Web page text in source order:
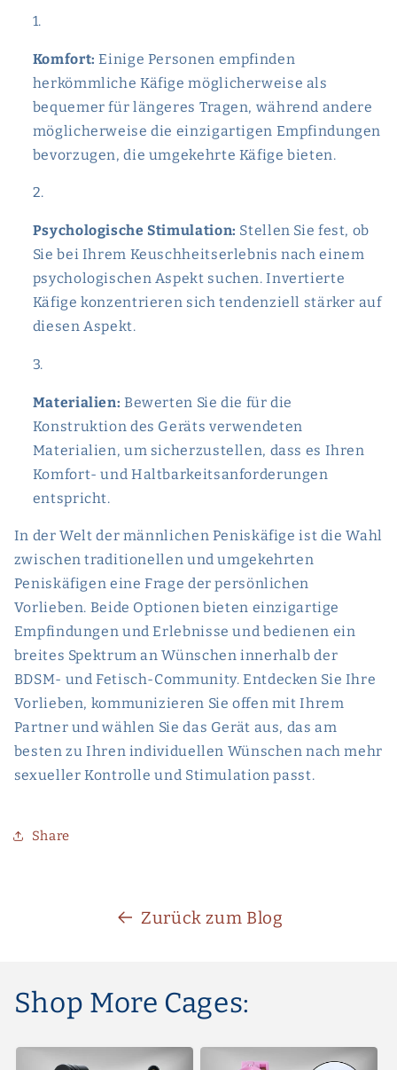
Komfort: Einige Personen empfinden
herkömmliche Käfige möglicherweise als
bequemer für längeres Tragen, während andere
möglicherweise die einzigartigen Empfindungen
bevorzugen, die umgekehrte Käfige bieten.
Psychologische Stimulation: Stellen Sie fest, ob
Sie bei Ihrem Keuschheitserlebnis nach einem
psychologischen Aspekt suchen. Invertierte
Käfige konzentrieren sich tendenziell stärker auf
diesen Aspekt.
Materialien: Bewerten Sie die für die
Konstruktion des Geräts verwendeten
Materialien, um sicherzustellen, dass es Ihren
Komfort- und Haltbarkeitsanforderungen
entspricht.
In der Welt der männlichen Peniskäfige ist die Wahl
zwischen traditionellen und umgekehrten
Peniskäfigen eine Frage der persönlichen
Vorlieben. Beide Optionen bieten einzigartige
Empfindungen und Erlebnisse und bedienen ein
breites Spektrum an Wünschen innerhalb der
BDSM- und Fetisch-Community. Entdecken Sie Ihre
Vorlieben, kommunizieren Sie offen mit Ihrem
Partner und wählen Sie das Gerät aus, das am
besten zu Ihren individuellen Wünschen nach mehr
sexueller Kontrolle und Stimulation passt.
Share
Zurück zum Blog
Shop More Cages: